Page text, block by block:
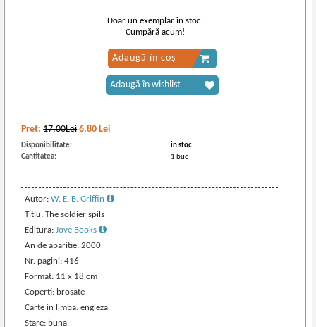
Pret:17,00Lei 6,80 Lei
Disponibilitate:
in stoc
Cantitatea:
1 buc
Autor:W. E. B. Griffin
Titlu: The soldier spils
Editura:Jove Books
An de aparitie: 2000
Nr. pagini: 416
Format: 11 x 18 cm
Coperti: brosate
Carte in limba: engleza
Stare: buna
Doar un exemplar în stoc.
Cumpără acum!
Adaugă în coș
Adaugă în wishlist